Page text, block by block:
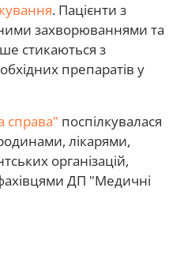
. Пацієнти з
захворюваннями та
стикаються з
препаратів у
справа" поспілкувалася
лікарями,
організацій,
ДП "Медичні